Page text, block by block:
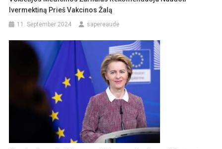
Ivermektiną Prieš Vakcinos Žalą
11. September 2024 sapereaude